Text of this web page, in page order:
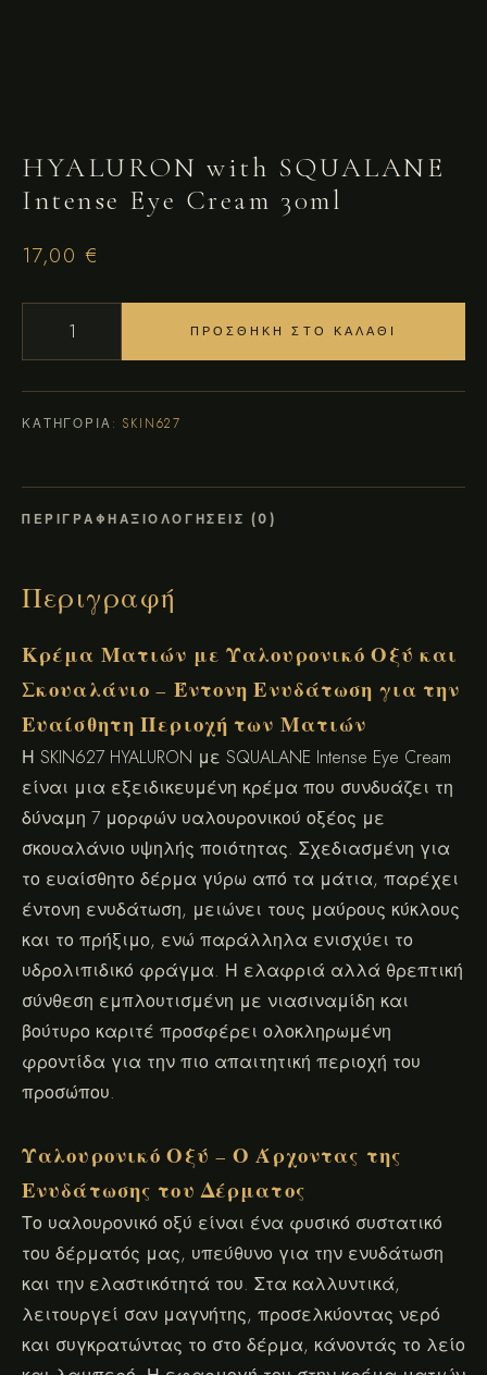
HYALURON with SQUALANE
Intense Eye Cream 30ml
17,00 €
ΠΡΟΣΘΉΚΗ ΣΤΟ ΚΑΛΆΘΙ
ΚΑΤΗΓΟΡΊΑ: SKIN627
ΠΕΡΙΓΡΑΦΉΑΞΙΟΛΟΓΉΣΕΙΣ (0)
Περιγραφή
Κρέμα Ματιών με Υαλουρονικό Οξύ και
Σκουαλάνιο – Έντονη Ενυδάτωση για την
Ευαίσθητη Περιοχή των Ματιών
Η SKIN627 HYALURON με SQUALANE Intense Eye Cream
είναι μια εξειδικευμένη κρέμα που συνδυάζει τη
δύναμη 7 μορφών υαλουρονικού οξέος με
σκουαλάνιο υψηλής ποιότητας. Σχεδιασμένη για
το ευαίσθητο δέρμα γύρω από τα μάτια, παρέχει
έντονη ενυδάτωση, μειώνει τους μαύρους κύκλους
και το πρήξιμο, ενώ παράλληλα ενισχύει το
υδρολιπιδικό φράγμα. Η ελαφριά αλλά θρεπτική
σύνθεση εμπλουτισμένη με νιασιναμίδη και
βούτυρο καριτέ προσφέρει ολοκληρωμένη
φροντίδα για την πιο απαιτητική περιοχή του
προσώπου.
Υαλουρονικό Οξύ – Ο Άρχοντας της
Ενυδάτωσης του Δέρματος
Το υαλουρονικό οξύ είναι ένα φυσικό συστατικό
του δέρματός μας, υπεύθυνο για την ενυδάτωση
και την ελαστικότητά του. Στα καλλυντικά,
λειτουργεί σαν μαγνήτης, προσελκύοντας νερό
και συγκρατώντας το στο δέρμα, κάνοντάς το λείο